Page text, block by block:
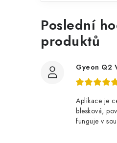
Poslední
produktů
Aplikace je
blesková,
funguje v